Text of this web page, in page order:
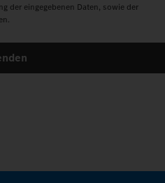
der eingegebenen Daten, sowie der